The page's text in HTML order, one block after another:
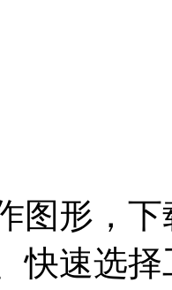
图形，
快速选